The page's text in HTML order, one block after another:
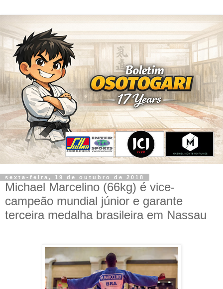
sexta-feira, 19 de outubro de 2018
Michael Marcelino (66kg) é vice-
campeão mundial júnior e garante
terceira medalha brasileira em Nassau